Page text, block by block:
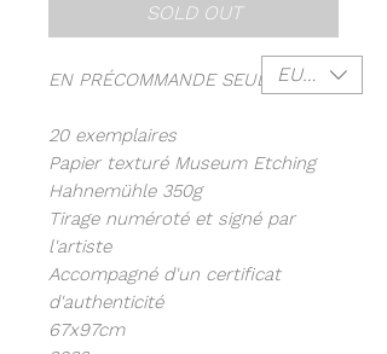
SOLD OUT
EN PRÉCOMMANDE SEULEMENT
20 exemplaires
Papier texturé Museum Etching
Hahnemühle 350g
Tirage numéroté et signé par
l'artiste
Accompagné d'un certificat
d'authenticité
67x97cm
EUR (€)